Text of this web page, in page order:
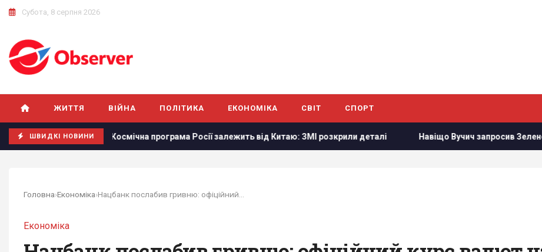
Субота, 8 серпня 2026
ЖИТТЯ ВІЙНА ПОЛІТИКА ЕКОНОМІКА СВІТ СПОРТ
ШВИДКІ НОВИНИ
від України Космічна програма Росії залежить від Китаю: ЗМІ розкрили деталі Навіщо Вучич запросив
Головна›Економіка›
Економіка